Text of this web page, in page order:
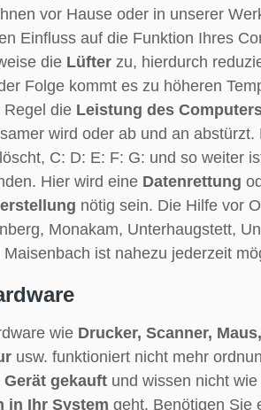
vor Hause oder in unserer
Einfluss auf die Funktion Ihres
die Lüfter zu, hierdurch
Folge kommt es zu höheren
die Leistung des
wird oder ab und an
C: D: E: F: G: und so weiter
Hier wird eine Datenrettung
nötig sein. Die Hilfe vor
Monakam, Unterhaugstett,
ist nahezu jederzeit
wie Drucker, Scanner,
usw. funktioniert nicht mehr
Gerät gekauft und wissen nicht
in Ihr System geht. Benötigen Sie